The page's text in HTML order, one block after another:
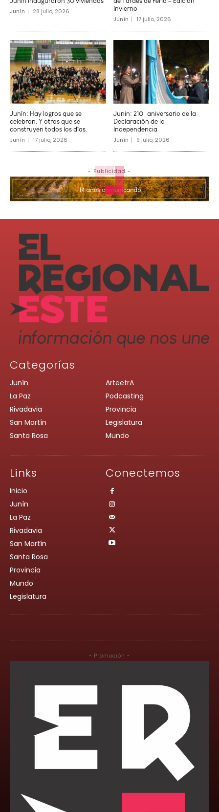
Junín 28 julio, 2026
Invierno
Junín 17 julio, 2026
Junín: Hay logros que se
celebran. Y otros que se
construyen todos los días.
Junín 17 julio, 2026
Junin: 210º aniversario de la
Declaración de la
Independencia
Junín 9 julio, 2026
- Publicidad -
Categorías
Junín
La Paz
Rivadavia
San Martín
Santa Rosa
ArteetrA
Podcasting
Provincia
Legislatura
Mundo
Links
Inicio
Junín
La Paz
Rivadavia
San Martín
Santa Rosa
Provincia
Mundo
Legislatura
Conectemos
- Promoción -